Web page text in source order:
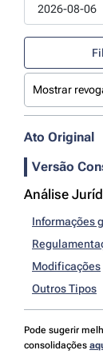
Use a tecla de
Mostrar
Ato Original
Versão
Análise
Informações
Modificações
Outros Tipos
Pode sugerir
consolidações